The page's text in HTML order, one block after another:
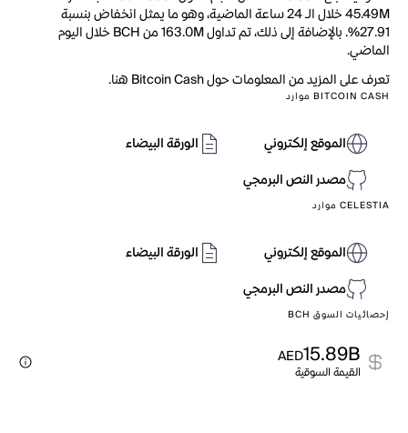
45.49M خلال الـ 24 ساعة الماضية، وهو ما يمثل انخفاض بنسبة
27.91%. بالإضافة إلى ذلك، تم تداول 163.0M من BCH خلال اليوم
الماضي.
تعرف على المزيد من المعلومات حول Bitcoin Cash هنا.
BITCOIN CASH موارد
الموقع إلكتروني
الورقة البيضاء
مصدر النص البرمجي
CELESTIA موارد
الموقع إلكتروني
الورقة البيضاء
مصدر النص البرمجي
إحصائيات السوق BCH
15.89B
AED
القيمة السوقية